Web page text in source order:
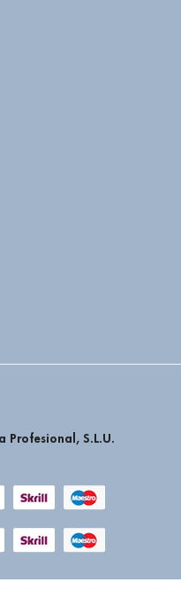
Profesional, S.L.U.